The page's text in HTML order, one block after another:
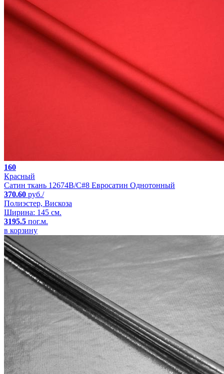
160
Красный
Сатин ткань 12674B/C#8 Евросатин Однотонный
370.60 руб./
Полиэстер, Вискоза
Ширина: 145 см.
3195.5 пог.м.
в корзину